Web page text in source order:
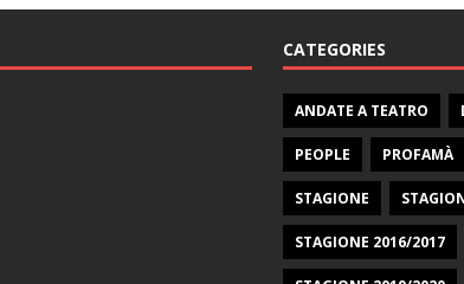
CATEGORIES
ANDATE A TEATRO
PEOPLE PROFAMÀ
STAGIONE
STAGIONE 2016/2017